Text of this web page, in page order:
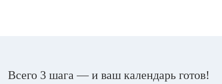
Всего 3 шага — и ваш календарь готов!